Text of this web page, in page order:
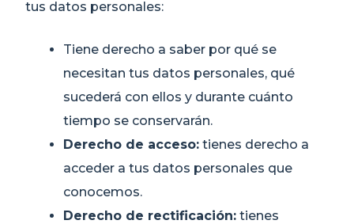
tus datos personales:
Tiene derecho a saber por qué se
necesitan tus datos personales, qué
sucederá con ellos y durante cuánto
tiempo se conservarán.
Derecho de acceso: tienes derecho a
acceder a tus datos personales que
conocemos.
Derecho de rectificación: tienes